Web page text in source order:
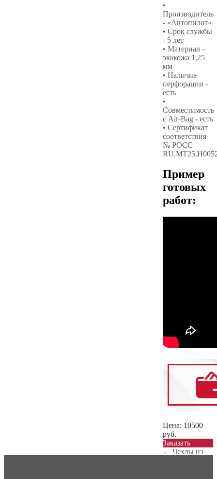
•
Производитель
- «Автопилот»
• Срок службы
- 5 лет
• Материал –
экокожа 1,25
мм
• Наличие
перфорации -
есть
•
Совместимость
с Air-Bag - есть
• Сертификат
соответствия
№ РОСС
Пример
готовых
работ:
Цена: 10500
руб.
Заказать
← Чехлы из